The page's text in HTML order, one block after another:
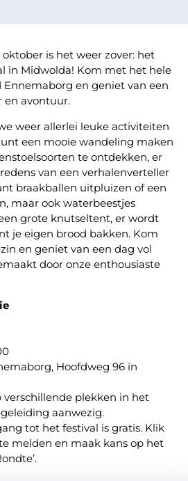
is het weer zover: het
in Midwolda! Kom met het hele
en geniet van een
en avontuur.
weer allerlei leuke activiteiten
een mooie wandeling maken
te ontdekken, er
van een verhalenverteller
braakballen uitpluizen of een
maar ook waterbeestjes
grote knutseltent, er wordt
je eigen brood bakken. Kom
en geniet van een dag vol
door onze enthousiaste
Hoofdweg 96 in
verschillende plekken in het
aanwezig.
tot het festival is gratis. Klik
melden en maak kans op het